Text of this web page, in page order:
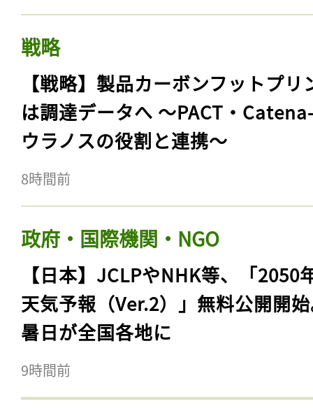
戦略
【戦略】製品カーボンフットプリ
は調達データへ 〜PACT・
ウラノスの役割と連携〜
8時間前
政府・国際機関・NGO
【日本】JCLPやNHK等、「2050
天気予報（Ver.2）」無料公開開
暑日が全国各地に
9時間前